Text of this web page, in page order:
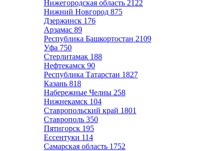
Нижегородская область 2122
Нижний Новгород 875
Дзержинск 176
Арзамас 89
Республика Башкортостан 2109
Уфа 750
Стерлитамак 188
Нефтекамск 90
Республика Татарстан 1827
Казань 818
Набережные Челны 258
Нижнекамск 104
Ставропольский край 1801
Ставрополь 350
Пятигорск 195
Ессентуки 114
Самарская область 1752